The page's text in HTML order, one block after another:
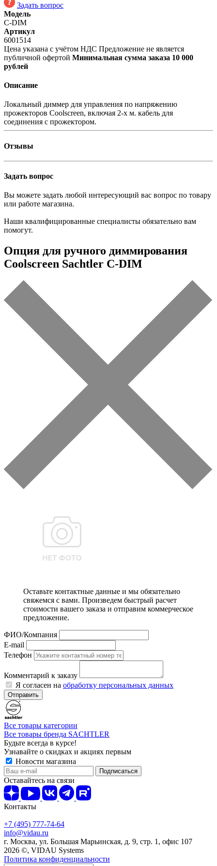
Задать вопрос
Модель
C-DIM
Артикул
6001514
Цена указана с учётом НДС Предложение не является
публичной офертой Минимальная сумма заказа 10 000
рублей
Описание
Локальный диммер для управления по напряжению
прожекторов Coolscreen, включая 2-х м. кабель для
соединения с прожектором.
Отзывы
Задать вопрос
Вы можете задать любой интересующий вас вопрос по товару
или работе магазина.
Наши квалифицированные специалисты обязательно вам
помогут.
Опция для ручного диммирования
Coolscreen Sachtler C-DIM
Оставьте контактные данные и мы обязательно
свяжемся с вами. Произведем быстрый расчет
стоимости вашего заказа и отправим коммерческое
предложение.
ФИО/Компания
E-mail
Телефон
Комментарий к заказу
Я согласен на обработку персональных данных
Отправить
Все товары категории
Все товары бренда SACHTLER
Будьте всегда в курсе!
Узнавайте о скидках и акциях первым
Новости магазина
Оставайтесь на связи
Контакты
+7 (495) 777-74-64
info@vidau.ru
г. Москва, ул. Большая Марьинская, д. 9, стр. 1, офис 107
2026 ©, VIDAU Systems
Политика конфиденциальности